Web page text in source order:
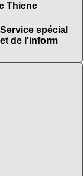
Thiene
spécial
de l'inform